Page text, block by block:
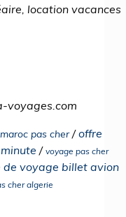
location vacances
voyages.com
pas cher/offre
/ voyage pas cher
de voyage billet avion
cher algerie